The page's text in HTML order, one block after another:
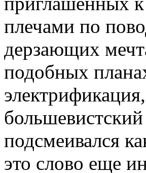
плечами по
дерзающих
подобных
подсмеивался
это слово еще